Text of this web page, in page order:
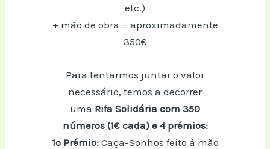
etc.)
+ mão de obra = aproximadamente
350€
Para tentarmos juntar o valor
necessário, temos a decorrer
uma Rifa Solidária com 350
números (1€ cada) e 4 prémios:
1º Prémio:Caça-Sonhos feito à mão